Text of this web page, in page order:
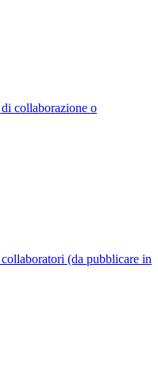
collaborazione o
(da pubblicare in